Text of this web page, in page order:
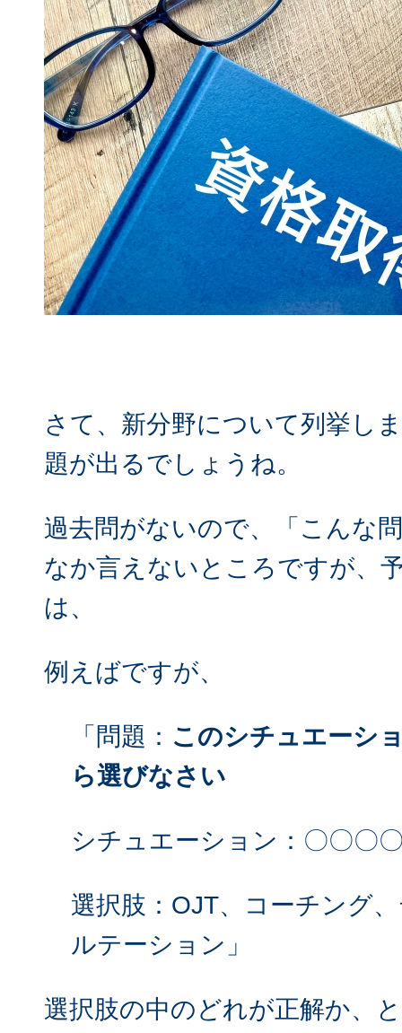
さて、新分野について列挙し
題が出るでしょうね。
過去問がないので、「こんな
なか言えないところですが、
は、
例えばですが、
「問題： このシチュエーシ
ら選びなさい
シチュエーション：〇〇〇
選択肢：OJT、コーチング
ルテーション」
選択肢の中のどれが正解か、